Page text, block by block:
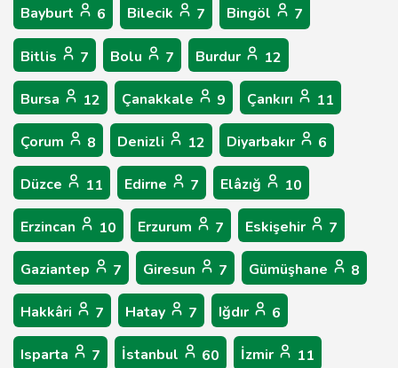
Bayburt 6 Bilecik 7 Bingöl 7
Bitlis 7 Bolu 7 Burdur 12
Bursa 12 Çanakkale 9 Çankırı 11
Çorum 8 Denizli 12 Diyarbakır 6
Düzce 11 Edirne 7 Elâzığ 10
Erzincan 10 Erzurum 7 Eskişehir 7
Gaziantep 7 Giresun 7 Gümüşhane 8
Hakkâri 7 Hatay 7 Iğdır 6
Isparta 7 İstanbul 60 İzmir 11